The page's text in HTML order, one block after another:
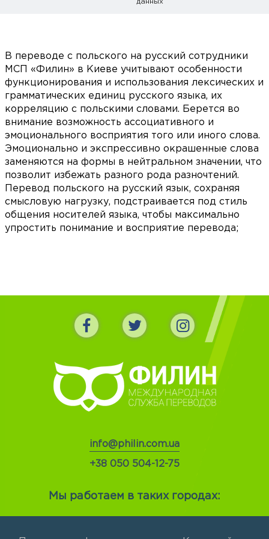
данных
В переводе с польского на русский сотрудники
МСП «Филин» в Киеве учитывают особенности
функционирования и использования лексических и
грамматических единиц русского языка, их
корреляцию с польскими словами. Берется во
внимание возможность ассоциативного и
эмоционального восприятия того или иного слова.
Эмоционально и экспрессивно окрашенные слова
заменяются на формы в нейтральном значении, что
позволит избежать разного рода разночтений.
Перевод польского на русский язык, сохраняя
смысловую нагрузку, подстраивается под стиль
общения носителей языка, чтобы максимально
упростить понимание и восприятие перевода;
info@philin.com.ua
+38 050 504-12-75
Мы работаем в таких городах: